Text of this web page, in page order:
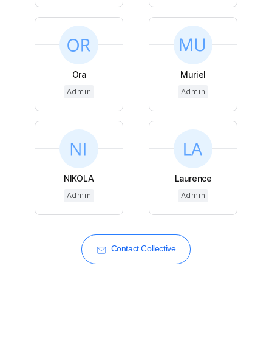
Ora
Admin
Muriel
Admin
NIKOLA
Admin
Laurence
Admin
Contact Collective